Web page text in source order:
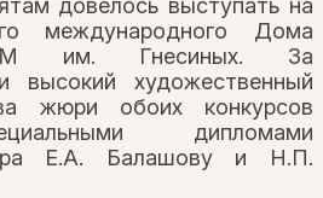
довелось выступать на
международного Дома
им. Гнесиных. За
высокий художественный
жюри обоих конкурсов
дипломами
Е.А. Балашову и Н.П.